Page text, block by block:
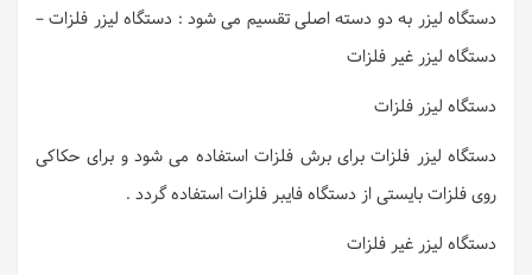
دستگاه لیزر به دو دسته اصلی تقسیم می شود : دستگاه لیزر فلزات –
دستگاه لیزر غیر فلزات
دستگاه لیزر فلزات
دستگاه لیزر فلزات برای برش فلزات استفاده می شود و برای حکاکی
روی فلزات بایستی از دستگاه فایبر فلزات استفاده گردد .
دستگاه لیزر غیر فلزات